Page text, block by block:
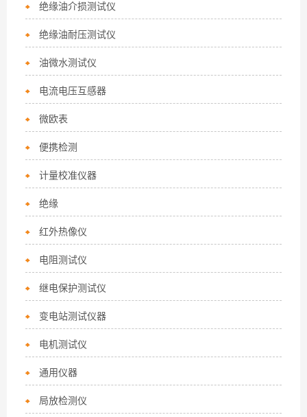
绝缘油介损测试仪
绝缘油耐压测试仪
油微水测试仪
电流电压互感器
微欧表
便携检测
计量校准仪器
绝缘
红外热像仪
电阻测试仪
继电保护测试仪
变电站测试仪器
电机测试仪
通用仪器
局放检测仪